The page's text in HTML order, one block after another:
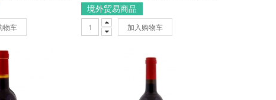
物车
境外贸易商品
加入购物车